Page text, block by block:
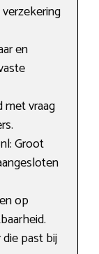
en
met vraag
Groot
op
past bij